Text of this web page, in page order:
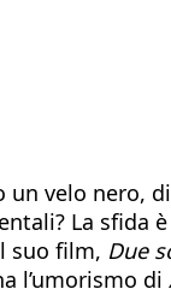
un velo nero,
La sfida
suo film, Due
l’umorismo di